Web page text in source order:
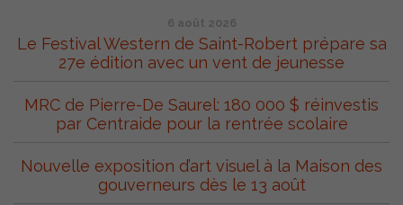
6 août 2026
Le Festival Western de Saint-Robert prépare sa
27e édition avec un vent de jeunesse
MRC de Pierre-De Saurel: 180 000 $ réinvestis
par Centraide pour la rentrée scolaire
Nouvelle exposition d’art visuel à la Maison des
gouverneurs dès le 13 août